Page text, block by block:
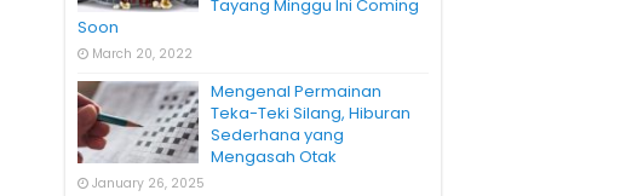
Tayang Minggu Ini Coming
Soon
March 20, 2022
Mengenal Permainan
Teka-Teki Silang, Hiburan
Sederhana yang
Mengasah Otak
January 26, 2025